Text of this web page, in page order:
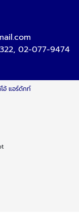
, 02-077-9474
อ้ แอร์ดักท์